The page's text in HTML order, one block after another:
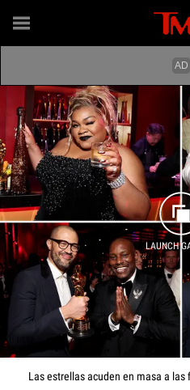
LAUNCH
Las estrellas acuden en masa a las